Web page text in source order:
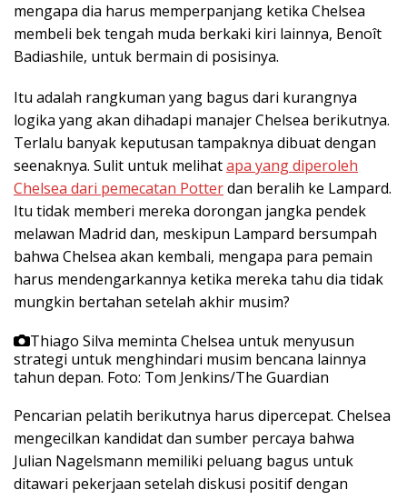
mengapa dia harus memperpanjang ketika Chelsea
membeli bek tengah muda berkaki kiri lainnya, Benoît
Badiashile, untuk bermain di posisinya.
Itu adalah rangkuman yang bagus dari kurangnya
logika yang akan dihadapi manajer Chelsea berikutnya.
Terlalu banyak keputusan tampaknya dibuat dengan
seenaknya. Sulit untuk melihatapa yang diperoleh
Chelsea dari pemecatan Potterdan beralih ke Lampard.
Itu tidak memberi mereka dorongan jangka pendek
melawan Madrid dan, meskipun Lampard bersumpah
bahwa Chelsea akan kembali, mengapa para pemain
harus mendengarkannya ketika mereka tahu dia tidak
mungkin bertahan setelah akhir musim?
Thiago Silva meminta Chelsea untuk menyusun
strategi untuk menghindari musim bencana lainnya
tahun depan. Foto: Tom Jenkins/The Guardian
Pencarian pelatih berikutnya harus dipercepat. Chelsea
mengecilkan kandidat dan sumber percaya bahwa
Julian Nagelsmann memiliki peluang bagus untuk
ditawari pekerjaan setelah diskusi positif dengan